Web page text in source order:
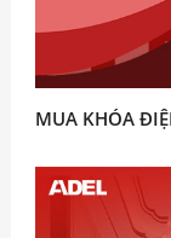
MUA KHÓA